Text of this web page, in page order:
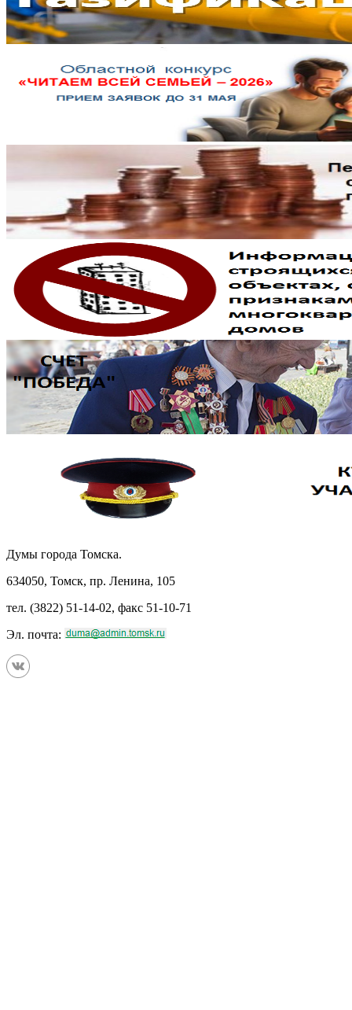
Думы города Томска.
634050, Томск, пр. Ленина, 105
тел. (3822) 51-14-02, факс 51-10-71
Эл. почта: